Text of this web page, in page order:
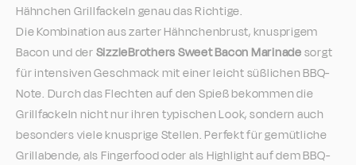
Hähnchen Grillfackeln genau das Richtige.
Die Kombination aus zarter Hähnchenbrust, knusprigem
Bacon und derSizzleBrothers Sweet Bacon Marinadesorgt
für intensiven Geschmack mit einer leicht süßlichen BBQ-
Note. Durch das Flechten auf den Spieß bekommen die
Grillfackeln nicht nur ihren typischen Look, sondern auch
besonders viele knusprige Stellen. Perfekt für gemütliche
Grillabende, als Fingerfood oder als Highlight auf dem BBQ-